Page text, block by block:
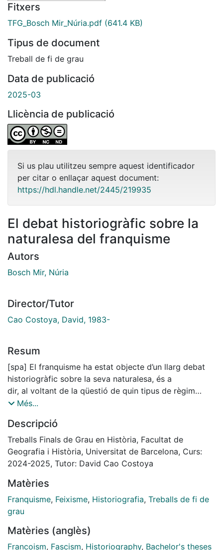
Fitxers
TFG_Bosch Mir_Núria.pdf (641.4 KB)
Tipus de document
Treball de fi de grau
Data de publicació
2025-03
Llicència de publicació
Si us plau utilitzeu sempre aquest identificador
per citar o enllaçar aquest document:
https://hdl.handle.net/2445/219935
El debat historiogràfic sobre la
naturalesa del franquisme
Autors
Bosch Mir, Núria
Director/Tutor
Cao Costoya, David, 1983-
Resum
[spa] El franquisme ha estat objecte d’un llarg debat
historiogràfic sobre la seva naturalesa, és a
dir, al voltant de la qüestió de quin tipus de règim
polític, econòmic i social va ser la
partir de la victòria del bàndol revoltat a
la Guerra Civil (1936-1939) i finalitzà amb la mort de
Franco l’any 1975.
El plantejament del treball es basa en l’estudi de les
l’essència del règim franquista i la seva relació amb el
feixisme, a partir de la bibliografia
de diferents historiadors, politòlegs i sociòlegs, com
Lara, Stanley G. Payne, Roger Griffin i Ismael Saz,
entre altres, tot analitzant diferents
Més...
Descripció
Treballs Finals de Grau en Història, Facultat de
Geografia i Història, Universitat de Barcelona, Curs:
2024-2025, Tutor: David Cao Costoya
Matèries
Franquisme, Feixisme, Historiografia, Treballs de fi de
grau
Matèries (anglès)
Francoism, Fascism, Historiography, Bachelor's theses